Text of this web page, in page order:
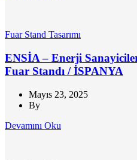
Fuar Stand Tasarımı
ENSİA – Enerji
Fuar Standı / İSPANYA
Mayıs 23, 2025
By
Devamını Oku